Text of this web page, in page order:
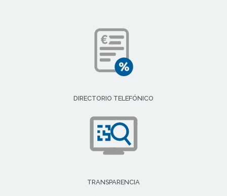
DIRECTORIO TELEFÓNICO
TRANSPARENCIA